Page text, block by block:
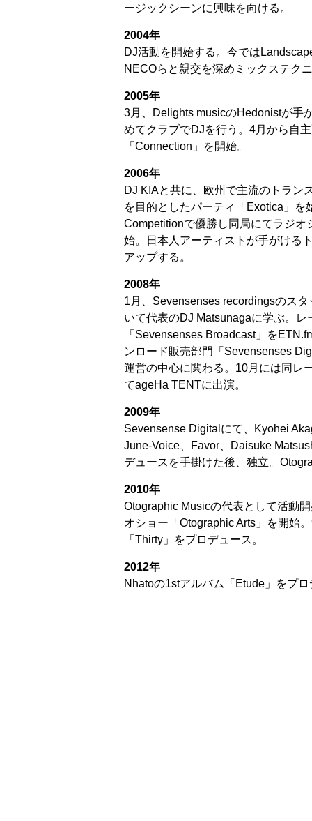
ージックシーンに興味を向ける。
2004年
DJ活動を開始する。今では
NECOらと親交を深めミックステク
2005年
3月、Delights musicのHedonistが手
めてクラブでDJを行う。4月から自
「Connection」を開始。
2006年
DJ KIAと共に、欧州で主流のトラン
を目的としたパーティ「Exotica」を
Competitionで優勝し同局にてラジ
始。日本人アーティストが手がける
アップする。
2008年
1月、Sevensenses recordingsのス
いて代表のDJ Matsunagaに学ぶ。
「Sevensenses Broadcast」を
ンロード販売部門「Sevensenses
運営の中心に関わる。10月には同レ
てageHa TENTに出演。
2009年
Sevensense Digitalにて、Kyohei
June-Voice、Favor、Daisuke
デュースを手掛けた後、独立。
2010年
Otographic Musicの代表として活動
オショー「Otographic Arts」を開始
「Thirty」をプロデュース。
2012年
Nhatoの1stアルバム「Etude」をプ